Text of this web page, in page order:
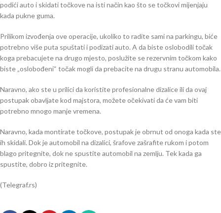
podići auto i skidati točkove na isti način kao što se točkovi mijenjaju
kada pukne guma.
Prilikom izvođenja ove operacije, ukoliko to radite sami na parkingu, biće
potrebno više puta spuštati i podizati auto. A da biste oslobodili točak
koga prebacujete na drugo mjesto, poslužite se rezervnim točkom kako
biste „oslobođeni“ točak mogli da prebacite na drugu stranu automobila.
Naravno, ako ste u prilici da koristite profesionalne dizalice ili da ovaj
postupak obavljate kod majstora, možete očekivati da će vam biti
potrebno mnogo manje vremena.
Naravno, kada montirate točkove, postupak je obrnut od onoga kada ste
ih skidali. Dok je automobil na dizalici, šrafove zašrafite rukom i potom
blago pritegnite, dok ne spustite automobil na zemlju. Tek kada ga
spustite, dobro iz pritegnite.
(Telegraf.rs)